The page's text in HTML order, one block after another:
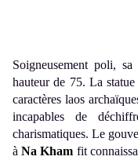
Soigneusement poli,
hauteur de 75. La
caractères laos
incapables de
charismatiques. Le
à Na Kham fit